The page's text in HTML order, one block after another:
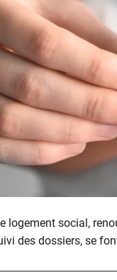
logement social,
des dossiers, se